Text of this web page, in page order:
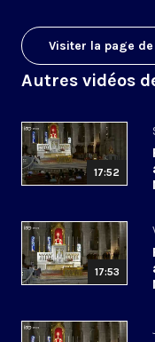
Visiter la page
Autres vidéos
17:52
17:53